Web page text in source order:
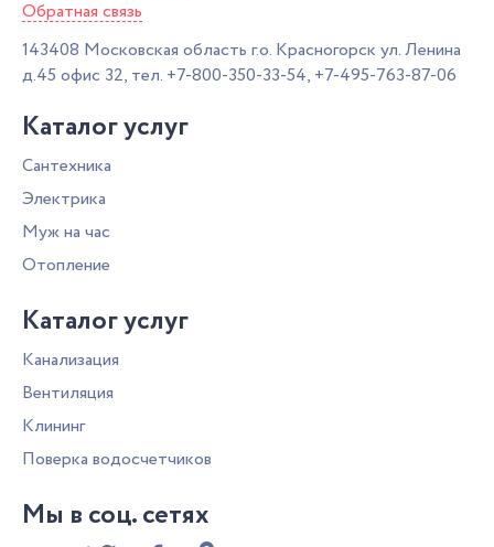
Обратная связь
143408 Московская область г.о. Красногорск ул. Ленина
д.45 офис 32, тел. +7-800-350-33-54, +7-495-763-87-06
Каталог услуг
Сантехника
Электрика
Муж на час
Отопление
Каталог услуг
Канализация
Вентиляция
Клининг
Поверка водосчетчиков
Мы в соц. сетях